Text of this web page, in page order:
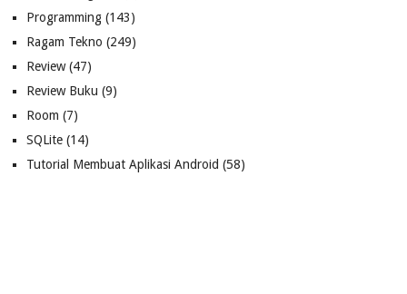
Programming(143)
Ragam Tekno (249)
Review(47)
Review Buku (9)
Room (7)
SQLite(14)
Tutorial Membuat Aplikasi Android (58)